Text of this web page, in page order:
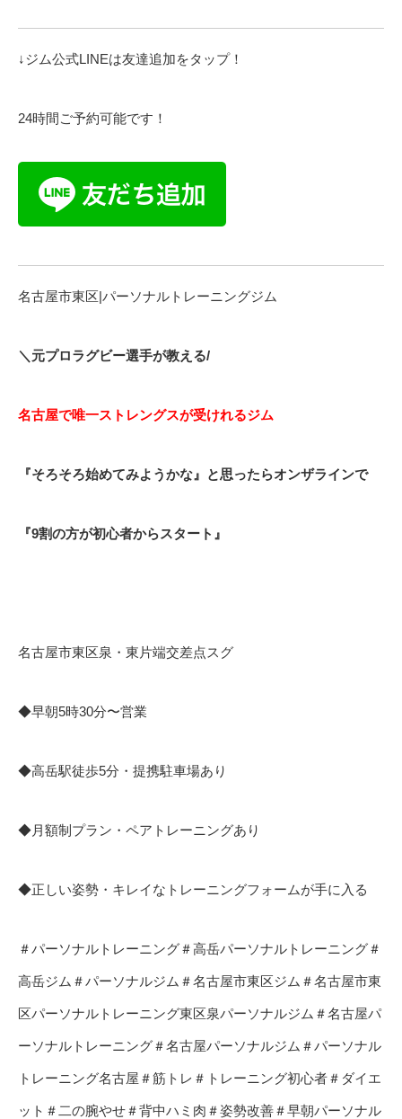
↓ジム公式LINEは友達追加をタップ！
24時間ご予約可能です！
名古屋市東区|パーソナルトレーニングジム
＼元プロラグビー選手が教える/
名古屋で唯一ストレングスが受けれるジム
『そろそろ始めてみようかな』と思ったらオンザラインで
『9割の方が初心者からスタート』
名古屋市東区泉・東片端交差点スグ
◆早朝5時30分〜営業
◆高岳駅徒歩5分・提携駐車場あり
◆月額制プラン・ペアトレーニングあり
◆正しい姿勢・キレイなトレーニングフォームが手に入る
＃パーソナルトレーニング＃高岳パーソナルトレーニング＃
高岳ジム＃パーソナルジム＃名古屋市東区ジム＃名古屋市東
区パーソナルトレーニング東区泉パーソナルジム＃名古屋パ
ーソナルトレーニング＃名古屋パーソナルジム＃パーソナル
トレーニング名古屋＃筋トレ＃トレーニング初心者＃ダイエ
ット＃二の腕やせ＃背中ハミ肉＃姿勢改善＃早朝パーソナル